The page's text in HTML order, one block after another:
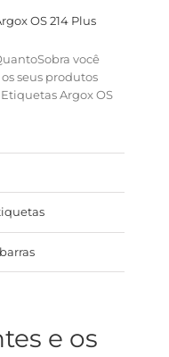
OS 214 Plus
você
seus produtos
Argox OS
e os